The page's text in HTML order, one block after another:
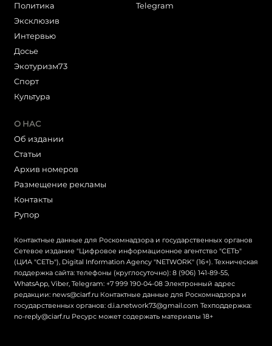
Политика
Эксклюзив
Интервью
Досье
Экотуризм73
Cпорт
Культура
Telegram
О НАС
Об издании
Статьи
Архив номеров
Размещение рекламы
Контакты
Рупор
Контактные данные для Роскомнадзора и государственных органов
Сетевое издание "Цифровое информационное агентство "СЕТЬ"
(ЦИА "СЕТЬ"), Digital Information Agency "NETWORK" (16+). Техническая
поддержка сайта: телефоны (круглосуточно): 8 (906) 141-89-55,
WhatsApp, Viber, Telegram: +7 999 190-04-08 Электронный адрес
редакции: news@ciarf.ru Контактные данные для Роскомнадзора и
государственных органов: d.i.a.network73@gmail.com Техподдержка:
no-reply@ciarf.ru Ресурс может содержать материалы 18+